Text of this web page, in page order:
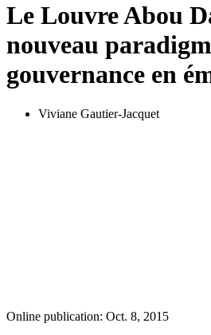
Le Louvre Abou
nouveau
gouvernance en
Viviane Gautier-Jacquet
Online publication: Oct. 8, 2015